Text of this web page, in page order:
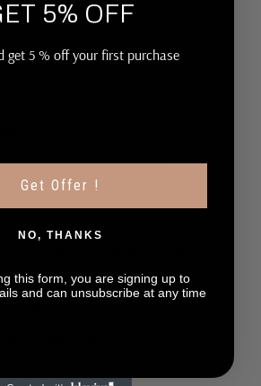
stellt eine Plattform für die
Streitbeilegung (OS-Plattform) bereit,
nicht verpflichtet, an
Mitglied der Initiative "FairCommerce".
5% OFF
get 5 % off your first purchase
Get Offer !
NO, THANKS
this form, you are signing up to
and can unsubscribe at any time